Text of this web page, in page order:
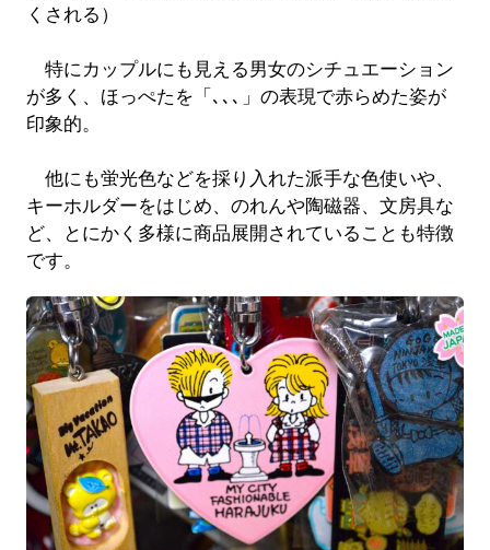
くされる）
特にカップルにも見える男女のシチュエーション
が多く、ほっぺたを「､､､」の表現で赤らめた姿が
印象的。
他にも蛍光色などを採り入れた派手な色使いや、
キーホルダーをはじめ、のれんや陶磁器、文房具な
ど、とにかく多様に商品展開されていることも特徴
です。